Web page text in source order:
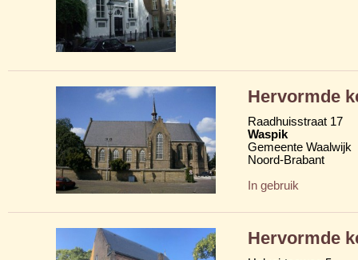
Hervormde
Raadhuisstraat 17
Waspik
Gemeente Waalwijk
Noord-Brabant
In gebruik
Hervormde